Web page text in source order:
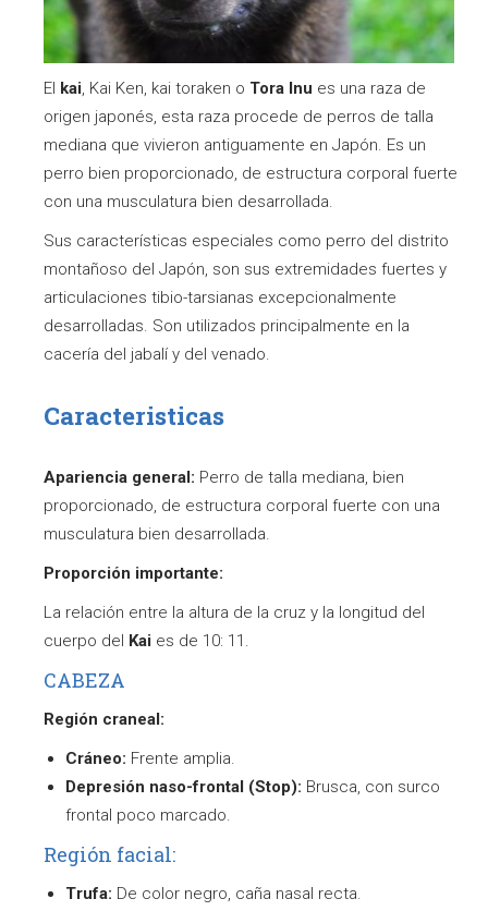
El kai, Kai Ken, kai toraken o Tora Inu es una raza de
origen japonés, esta raza procede de perros de talla
mediana que vivieron antiguamente en Japón. Es un
perro bien proporcionado, de estructura corporal fuerte
con una musculatura bien desarrollada.
Sus características especiales como perro del distrito
montañoso del Japón, son sus extremidades fuertes y
articulaciones tibio-tarsianas excepcionalmente
desarrolladas. Son utilizados principalmente en la
cacería del jabalí y del venado.
Caracteristicas
Apariencia general: Perro de talla mediana, bien
proporcionado, de estructura corporal fuerte con una
musculatura bien desarrollada.
Proporción importante:
La relación entre la altura de la cruz y la longitud del
cuerpo del Kai es de 10: 11.
CABEZA
Región craneal:
Cráneo: Frente amplia.
Depresión naso-frontal (Stop): Brusca, con surco
frontal poco marcado.
Región facial:
Trufa: De color negro, caña nasal recta.